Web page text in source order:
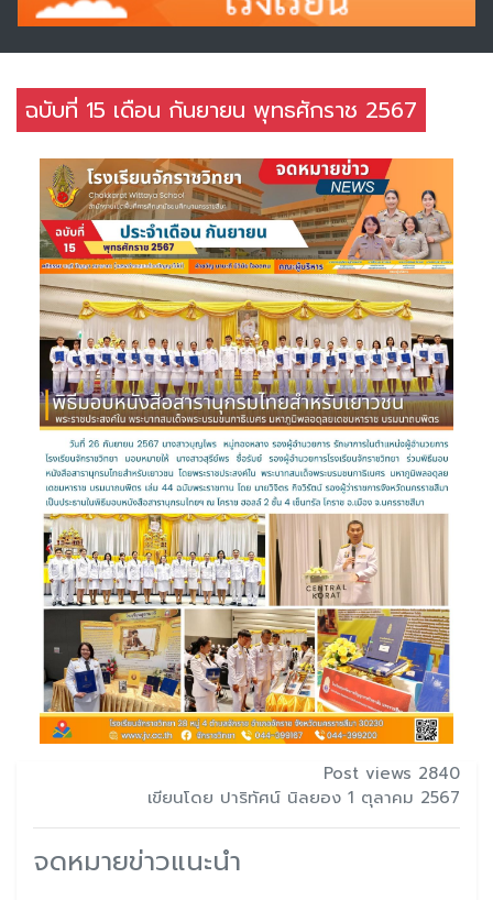
ฉบับที่ 15 เดือน กันยายน พุทธศักราช 2567
Post views 2840
เขียนโดย ปาริทัศน์ นิลยอง 1 ตุลาคม 2567
จดหมายข่าวแนะนำ